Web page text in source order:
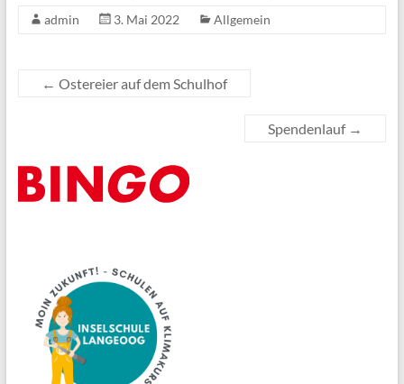
admin 3. Mai 2022 Allgemein
← Ostereier auf dem Schulhof
Spendenlauf →